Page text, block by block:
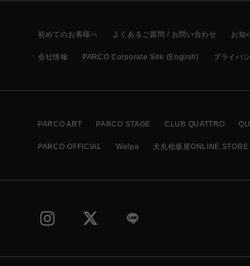
初めてのお客様へ よくあるご質問 / お問い合わせ お知
会社情報 PARCO Corporate Site (English) プライバ
PARCO ART PARCO STAGE CLUB QUATTRO
PARCO OFFICIAL Welpa 大丸松坂屋ONLINE STORE